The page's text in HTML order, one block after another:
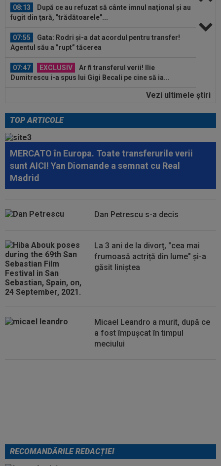
07:55
Gata: Rodri și-a dat acordul pentru transfer!
Agentul său a ”rupt” tăcerea
07:47 EXCLUSIV
Ar fi transferul verii! Ilie
Dumitrescu i-a spus lui Gigi Becali pe cine să ia...
07:24
”Au schimbat contractul”! Decizia luată de Real
Madrid pentru transferul lui...
la Digi Sport 1. Se anunță un...
08:27
Alvarez
08:26
Vinicius Junior, mesaj pentru Florentino Perez
și Jose Mourinho, după ce a...
Vezi ultimele ştiri
TOP ARTICOLE
MERCATO în Europa. Toate transferurile verii
sunt AICI! Yan Diomande a semnat cu Real
Madrid
Dan Petrescu s-a decis
La 3 ani de la divorț, "cea mai
frumoasă actriță din lume" și-a
găsit liniștea
Micael Leandro a murit, după ce
a fost împușcat în timpul
meciului
RECOMANDĂRILE REDACȚIEI